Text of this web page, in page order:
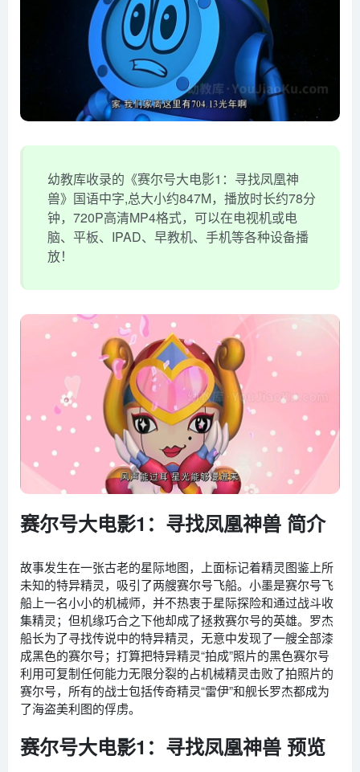
幼教库收录的《赛尔号大电影1：寻找凤凰神
兽》国语中字,总大小约847M，播放时长约78分
钟，720P高清MP4格式，可以在电视机或电
脑、平板、IPAD、早教机、手机等各种设备播
放！
赛尔号大电影1：寻找凤凰神兽 简介
故事发生在一张古老的星际地图，上面标记着精灵图鉴上所
未知的特异精灵，吸引了两艘赛尔号飞船。小墨是赛尔号飞
船上一名小小的机械师，并不热衷于星际探险和通过战斗收
集精灵；但机缘巧合之下他却成了拯救赛尔号的英雄。罗杰
船长为了寻找传说中的特异精灵，无意中发现了一艘全部漆
成黑色的赛尔号；打算把特异精灵“拍成”照片的黑色赛尔号
利用可复制任何能力无限分裂的占机械精灵击败了拍照片的
赛尔号，所有的战士包括传奇精灵“雷伊”和舰长罗杰都成为
了海盗美利图的俘虏。
赛尔号大电影1：寻找凤凰神兽 预览